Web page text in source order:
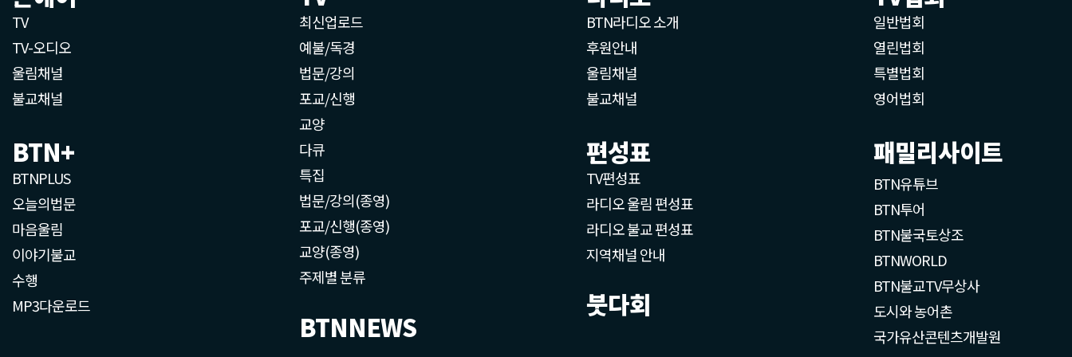
TV
TV-오디오
울림채널
불교채널
BTN+
BTNPLUS
오늘의법문
마음울림
이야기불교
수행
MP3다운로드
최신업로드
예불/독경
법문/강의
포교/신행
교양
다큐
특집
법문/강의(종영)
포교/신행(종영)
교양(종영)
주제별 분류
BTNNEWS
BTN라디오 소개
후원안내
울림채널
불교채널
편성표
TV편성표
라디오 울림 편성표
라디오 불교 편성표
지역채널 안내
붓다회
일반법회
열린법회
특별법회
영어법회
패밀리사이트
BTN유튜브
BTN투어
BTN불국토상조
BTNWORLD
BTN불교TV무상사
도시와 농어촌
국가유산콘텐츠개발원